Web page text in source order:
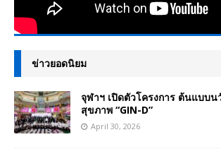
ข่าวยอดนิยม
จุฬาฯ เปิดตัวโครงการ ต้นแบบน
สุขภาพ “GIN-D”
April 30, 2026